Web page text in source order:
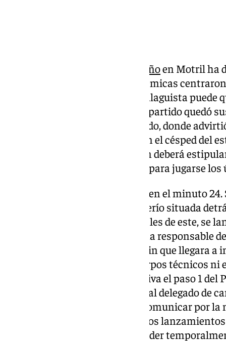
Atlético Malagueñoen Motril ha
pues sin duda, las acciones polémicas
los tres puntos del conjunto malaguista puede
indica el colegiado en el acta, el partido quedó
seguir con el protocolo estipulado, donde
graves hechos que ocurrieron en el césped del
Ahora, el comité de competición deberá
finalizado o se deberá reanudar para jugarse
La primera gran polémica llegó en el minuto
oficiales, «desde la zona de graderío situada
del túnel de vestuarios según sales de este, se
pudiendo identificar a la persona responsable
a la altura de la línea central y sin que llegara
ningún miembro de ambos cuerpos técnicos
arbitral. Ante este hecho, se activa el paso 1
Objetos de la RFEF, requiriendo al delegado de
Lupión, para que se proceda a comunicar por
mensaje a fin de que cesen dichos
vería en la obligación de suspender